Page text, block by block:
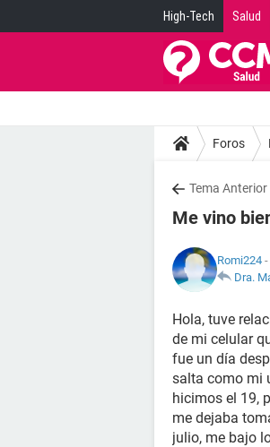
High-Tech Salud
Foros
Tema Anterior
Me vino
Romi224
Dra.
Hola, tuve
de mi celular
fue un día
salta como mi
hicimos el 19,
me dejaba
julio, me bajo